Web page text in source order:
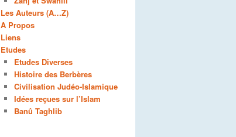
Les Auteurs (A…Z)
A Propos
Liens
Etudes
Etudes Diverses
Histoire des Berbères
Civilisation Judéo-Islamique
Idées reçues sur l’Islam
Banû Taghlib